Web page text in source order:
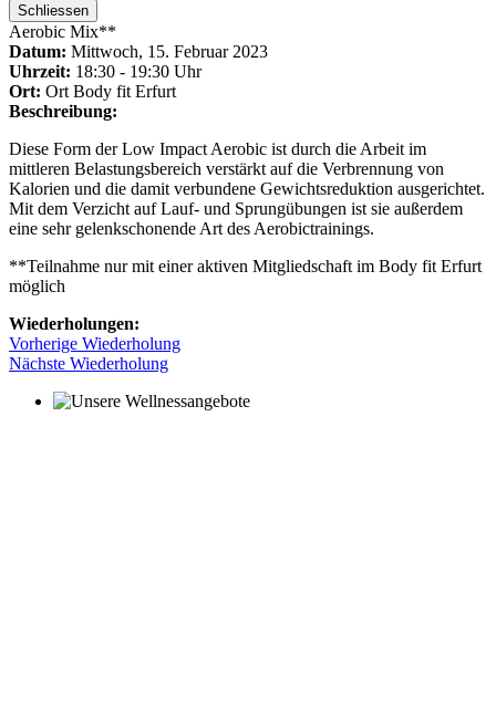
Schliessen
Aerobic Mix**
Datum: Mittwoch, 15. Februar 2023
Uhrzeit: 18:30 - 19:30 Uhr
Ort: Ort Body fit Erfurt
Beschreibung:
Diese Form der Low Impact Aerobic ist durch die Arbeit im
mittleren Belastungsbereich verstärkt auf die Verbrennung von
Kalorien und die damit verbundene Gewichtsreduktion ausgerichtet.
Mit dem Verzicht auf Lauf- und Sprungübungen ist sie außerdem
eine sehr gelenkschonende Art des Aerobictrainings.
**Teilnahme nur mit einer aktiven Mitgliedschaft im Body fit Erfurt
möglich
Wiederholungen:
Vorherige Wiederholung
Nächste Wiederholung